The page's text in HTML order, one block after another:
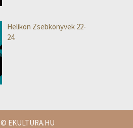
Helikon Zsebkönyvek 22-
24.
© EKULTURA.HU